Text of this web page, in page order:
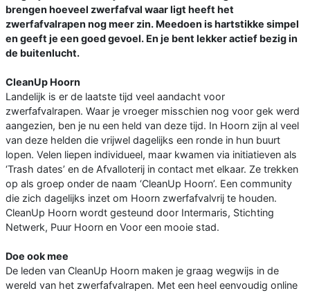
brengen hoeveel zwerfafval waar ligt heeft het
zwerfafvalrapen nog meer zin. Meedoen is hartstikke simpel
en geeft je een goed gevoel. En je bent lekker actief bezig in
de buitenlucht.
CleanUp Hoorn
Landelijk is er de laatste tijd veel aandacht voor
zwerfafvalrapen. Waar je vroeger misschien nog voor gek werd
aangezien, ben je nu een held van deze tijd. In Hoorn zijn al veel
van deze helden die vrijwel dagelijks een ronde in hun buurt
lopen. Velen liepen individueel, maar kwamen via initiatieven als
‘Trash dates’ en de Afvalloterij in contact met elkaar. Ze trekken
op als groep onder de naam ‘CleanUp Hoorn’. Een community
die zich dagelijks inzet om Hoorn zwerfafvalvrij te houden.
CleanUp Hoorn wordt gesteund door Intermaris, Stichting
Netwerk, Puur Hoorn en Voor een mooie stad.
Doe ook mee
De leden van CleanUp Hoorn maken je graag wegwijs in de
wereld van het zwerfafvalrapen. Met een heel eenvoudig online